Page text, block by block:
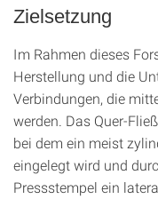
Zielsetzung
Im Rahmen dieses
Herstellung und die
Verbindungen, die
werden. Das Quer-
bei dem ein meist
eingelegt wird und
Pressstempel ein